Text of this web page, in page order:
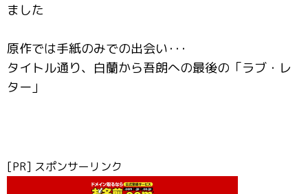
ました
原作では手紙のみでの出会い･･･
タイトル通り、白蘭から吾朗への最後の「ラブ・レ
ター」
[PR] スポンサーリンク